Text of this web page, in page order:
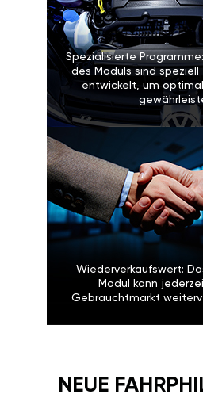
Spezialisierte
des Moduls sind
entwickelt, um
Wiederverkaufswert:
Modul kann
Gebrauchtmarkt
NEUE